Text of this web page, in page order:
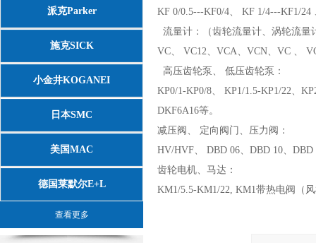
派克Parker
施克SICK
小金井KOGANEI
日本SMC
美国MAC
德国莱默尔E+L
查看更多
KF 0/0.5---KF0/4、 KF 1/4---KF1/24
流量计：（齿轮流量计、涡轮流量
VC、 VC12、VCA、VCN、VC 、
高压齿轮泵、 低压齿轮泵：
KP0/1-KP0/8、 KP1/1.5-KP1/22、
DKF6A16等。
减压阀、 定向阀门、压力阀：
HV/HVF、 DBD 06、DBD 10、DBD
齿轮电机、马达：
KM1/5.5-KM1/22, KM1带热电阀（